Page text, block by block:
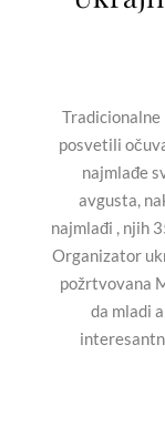
posvetili
najmlađe
avgusta,
najmlađi , njih
Organizator
požrtvovana
da mladi